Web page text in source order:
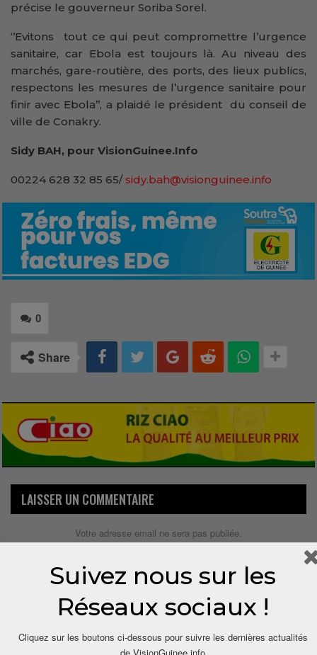
précise le gouverneur Soriba Sorel.
‘’Evitons tout ce qui peut compromettre l’urgence
sanitaire, car Ebola est toujours là. Au niveau des
marchés, gare-routière, des ports, des lieux publics,
respectons les mesures de l’urgence sanitaire pour
finir avec Ebola’’, a plaidé le président du conseil de
ville de Conakry.
Sidy BAH, pour VisionGuinee.Info
00224 628 32 85 65/sidy.bah@visionguinee.info
0
Share
LAISSER UN COMMENTAIRE
Votre adresse email ne sera pas publiée.
Suivez nous sur les
Réseaux sociaux !
Cliquez sur les boutons ci-dessous pour suivre les dernières actualités